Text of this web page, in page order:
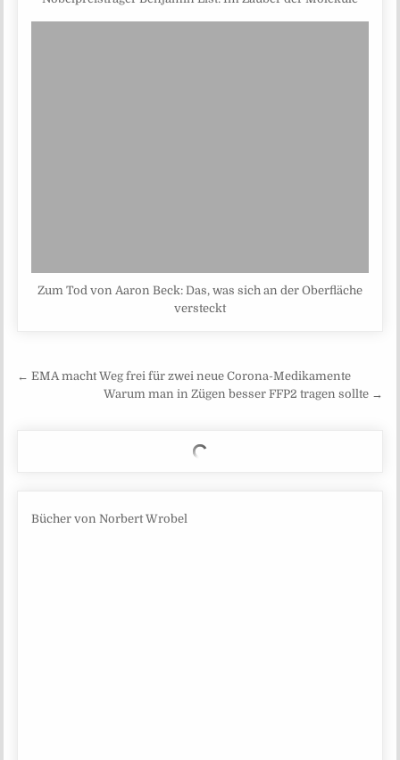
Zum Tod von Aaron Beck: Das, was sich an der Oberfläche
versteckt
Beitragsnavigation
← EMA macht Weg frei für zwei neue Corona-Medikamente
Warum man in Zügen besser FFP2 tragen sollte →
Bücher von Norbert Wrobel